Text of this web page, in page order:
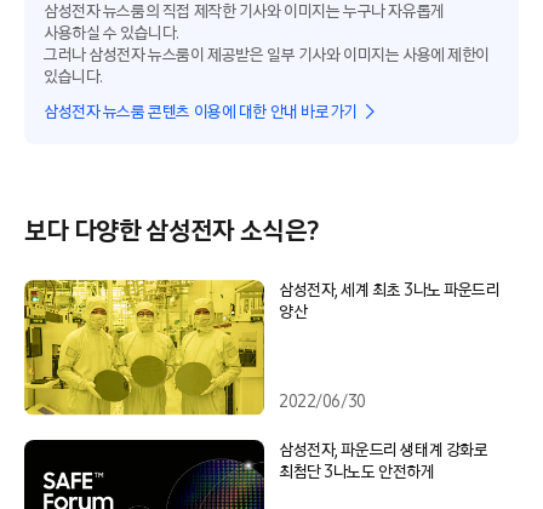
삼성전자 뉴스룸의 직접 제작한 기사와 이미지는 누구나 자유롭게
사용하실 수 있습니다.
그러나 삼성전자 뉴스룸이 제공받은 일부 기사와 이미지는 사용에 제한이
있습니다.
삼성전자 뉴스룸 콘텐츠 이용에 대한 안내 바로가기
보다 다양한 삼성전자 소식은?
삼성전자, 세계 최초 3나노 파운드리
양산
2022/06/30
삼성전자, 파운드리 생태계 강화로
최첨단 3나노도 안전하게